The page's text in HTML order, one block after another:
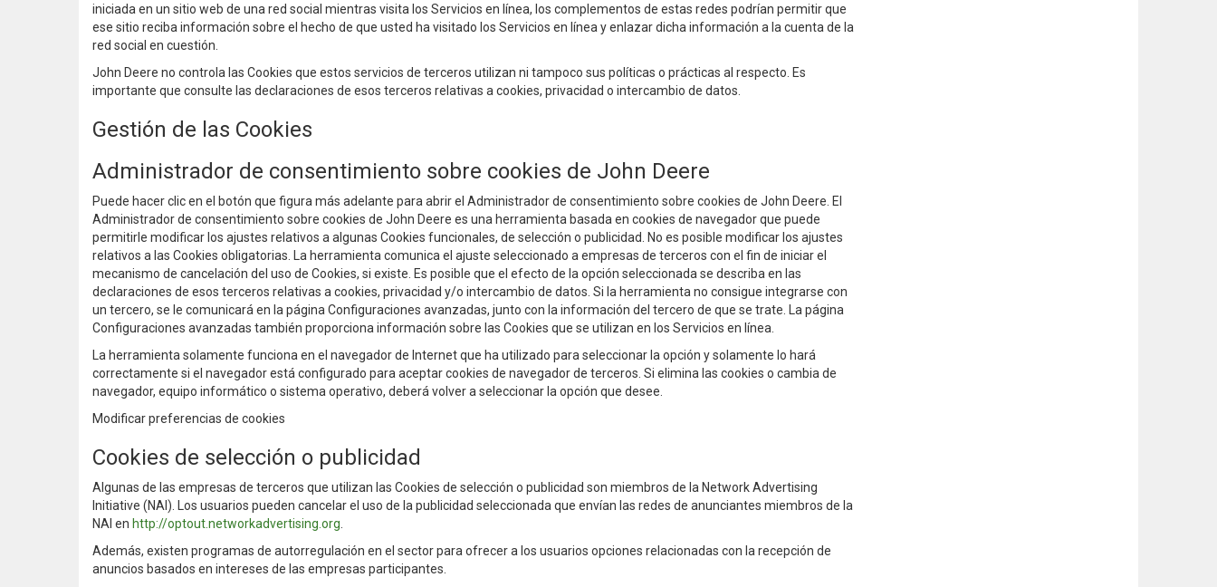
iniciada en un sitio web de una red social mientras visita los Servicios en línea, los complementos de estas redes podrían permitir que
ese sitio reciba información sobre el hecho de que usted ha visitado los Servicios en línea y enlazar dicha información a la cuenta de la
red social en cuestión.
John Deere no controla las Cookies que estos servicios de terceros utilizan ni tampoco sus políticas o prácticas al respecto. Es
importante que consulte las declaraciones de esos terceros relativas a cookies, privacidad o intercambio de datos.
Gestión de las Cookies
Administrador de consentimiento sobre cookies de John Deere
Puede hacer clic en el botón que figura más adelante para abrir el Administrador de consentimiento sobre cookies de John Deere. El
Administrador de consentimiento sobre cookies de John Deere es una herramienta basada en cookies de navegador que puede
permitirle modificar los ajustes relativos a algunas Cookies funcionales, de selección o publicidad. No es posible modificar los ajustes
relativos a las Cookies obligatorias. La herramienta comunica el ajuste seleccionado a empresas de terceros con el fin de iniciar el
mecanismo de cancelación del uso de Cookies, si existe. Es posible que el efecto de la opción seleccionada se describa en las
declaraciones de esos terceros relativas a cookies, privacidad y/o intercambio de datos. Si la herramienta no consigue integrarse con
un tercero, se le comunicará en la página Configuraciones avanzadas, junto con la información del tercero de que se trate. La página
Configuraciones avanzadas también proporciona información sobre las Cookies que se utilizan en los Servicios en línea.
La herramienta solamente funciona en el navegador de Internet que ha utilizado para seleccionar la opción y solamente lo hará
correctamente si el navegador está configurado para aceptar cookies de navegador de terceros. Si elimina las cookies o cambia de
navegador, equipo informático o sistema operativo, deberá volver a seleccionar la opción que desee.
Modificar preferencias de cookies
Cookies de selección o publicidad
Algunas de las empresas de terceros que utilizan las Cookies de selección o publicidad son miembros de la Network Advertising
Initiative (NAI). Los usuarios pueden cancelar el uso de la publicidad seleccionada que envían las redes de anunciantes miembros de la
NAI en http://optout.networkadvertising.org
Además, existen programas de autorregulación en el sector para ofrecer a los usuarios opciones relacionadas con la recepción de
anuncios basados en intereses de las empresas participantes.